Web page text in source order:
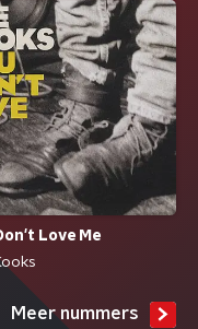
Love Me
Meer nummers